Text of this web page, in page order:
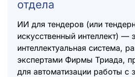
отдела
ИИ для тендеров (или
искусственный интеллект) —
интеллектуальная система,
экспертами Фирмы Триада,
для автоматизации работы с